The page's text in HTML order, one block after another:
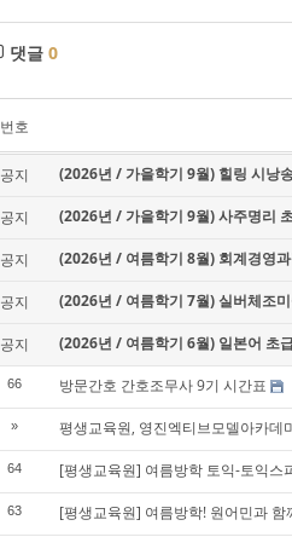
댓글 0
번호
공지 (2026년 / 가을학기 9월) 힐링 시낭
공지 (2026년 / 가을학기 9월) 사주명리
공지 (2026년 / 여름학기 8월) 회계경영
공지 (2026년 / 여름학기 7월) 실버체조
공지 (2026년 / 여름학기 6월) 일본어 초
66 방문간호 간호조무사 9기 시간표
» 평생교육원, 영진엑티브모델아카
64 [평생교육원] 여름방학 토익-토익
63 [평생교육원] 여름방학! 원어민과 함